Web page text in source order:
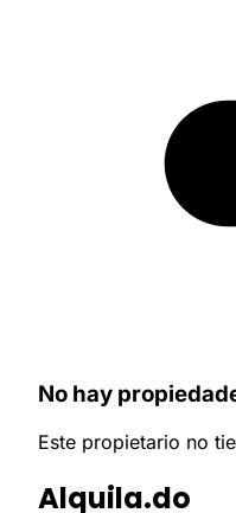
No hay
Este propietario no
Alquila.do